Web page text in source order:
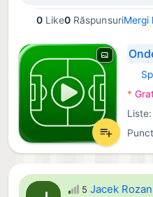
0Like0 RăspunsuriMergi
iOS
*
Liste:
5 Jacek